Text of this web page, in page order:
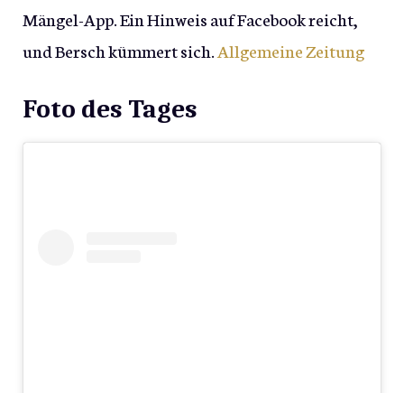
Mängel-App. Ein Hinweis auf Facebook reicht,
und Bersch kümmert sich.Allgemeine Zeitung
Foto des Tages